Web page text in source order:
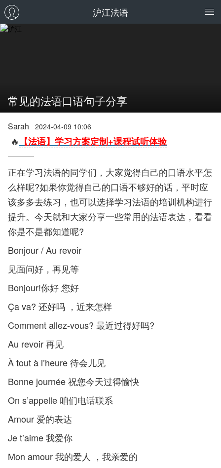
沪江法语
常见的法语口语句子分享
Sarah 2024-04-09 10:06
🔥 【法语】学习方案定制+课程试听体验
正在学习法语的同学们，大家觉得自己的口语水平怎
么样呢?如果你觉得自己的口语不够好的话，平时应
该多多去练习，也可以选择学习法语的培训机构进行
提升。今天就和大家分享一些常用的法语表达，看看
你是不是都知道呢?
Bonjour / Au revoir
见面问好，再见等
Bonjour!你好 您好
Ça va? 还好吗 ，近来怎样
Comment allez-vous? 最近过得好吗?
Au revoir 再见
À tout à l’heure 待会儿见
Bonne journée 祝您今天过得愉快
On s’appelle 咱们电话联系
Amour 爱的表达
Je t’aime 我爱你
Mon amour 我的爱人 ，我亲爱的